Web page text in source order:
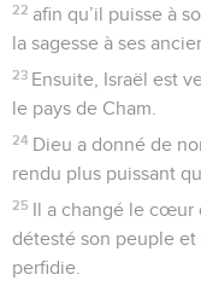
22 afin qu’il puisse à
la sagesse à ses
23 Ensuite, Israël est
le pays de Cham.
24 Dieu a donné de
rendu plus puissant
25 Il a changé le cœur
détesté son peuple et
perfidie.